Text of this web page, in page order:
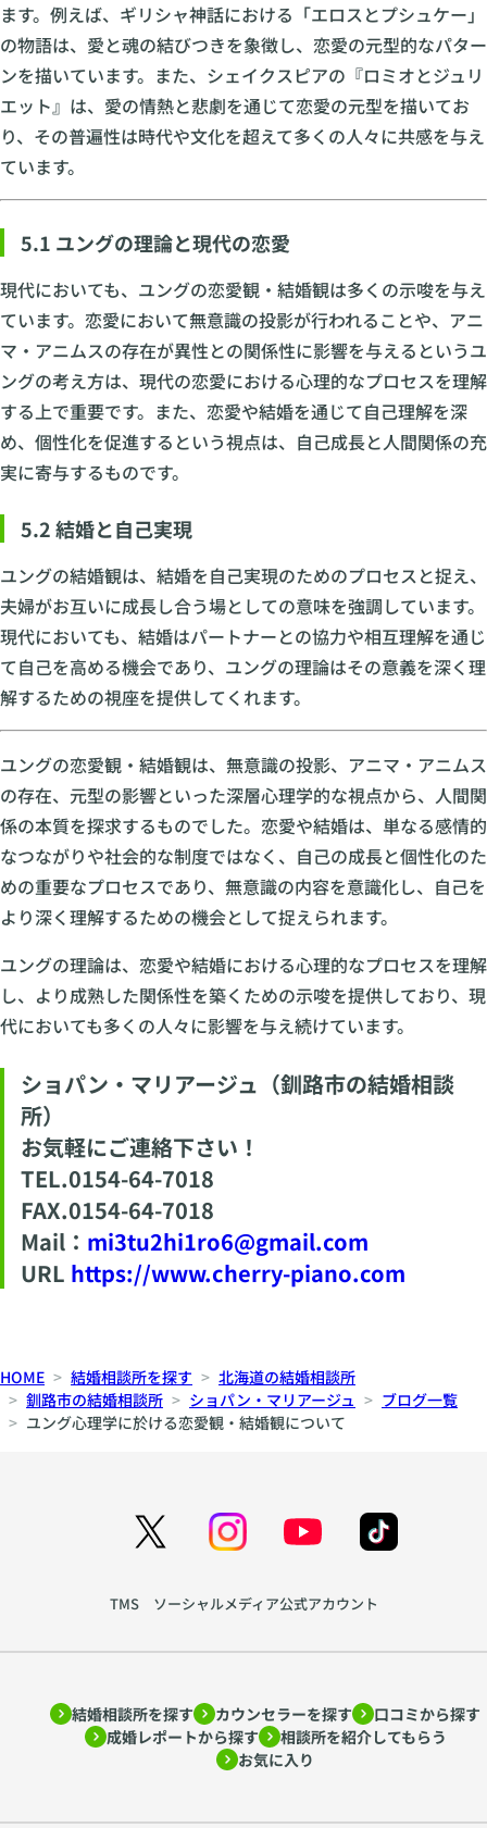
ます。例えば、ギリシャ神話における「エロスとプシュケー」
の物語は、愛と魂の結びつきを象徴し、恋愛の元型的なパター
ンを描いています。また、シェイクスピアの『ロミオとジュリ
エット』は、愛の情熱と悲劇を通じて恋愛の元型を描いてお
り、その普遍性は時代や文化を超えて多くの人々に共感を与え
ています。
5.1 ユングの理論と現代の恋愛
現代においても、ユングの恋愛観・結婚観は多くの示唆を与え
ています。恋愛において無意識の投影が行われることや、アニ
マ・アニムスの存在が異性との関係性に影響を与えるというユ
ングの考え方は、現代の恋愛における心理的なプロセスを理解
する上で重要です。また、恋愛や結婚を通じて自己理解を深
め、個性化を促進するという視点は、自己成長と人間関係の充
実に寄与するものです。
5.2 結婚と自己実現
ユングの結婚観は、結婚を自己実現のためのプロセスと捉え、
夫婦がお互いに成長し合う場としての意味を強調しています。
現代においても、結婚はパートナーとの協力や相互理解を通じ
て自己を高める機会であり、ユングの理論はその意義を深く理
解するための視座を提供してくれます。
ユングの恋愛観・結婚観は、無意識の投影、アニマ・アニムス
の存在、元型の影響といった深層心理学的な視点から、人間関
係の本質を探求するものでした。恋愛や結婚は、単なる感情的
なつながりや社会的な制度ではなく、自己の成長と個性化のた
めの重要なプロセスであり、無意識の内容を意識化し、自己を
より深く理解するための機会として捉えられます。
ユングの理論は、恋愛や結婚における心理的なプロセスを理解
し、より成熟した関係性を築くための示唆を提供しており、現
代においても多くの人々に影響を与え続けています。
ショパン・マリアージュ（釧路市の結婚相談
所）
お気軽にご連絡下さい！
TEL.0154-64-7018
FAX.0154-64-7018
Mail： mi3tu2hi1ro6@gmail.com
URL https://www.cherry-piano.com
HOME 結婚相談所を探す
北海道の結婚相談所
釧路市の結婚相談所
ショパン・マリアージュ
ブログ一覧
ユング心理学に於ける恋愛観・結婚観について
TMS ソーシャルメディア公式アカウント
結婚相談所を探す カウンセラーを探す
口コミから探す
成婚レポートから探す
相談所を紹介してもらう
お気に入り